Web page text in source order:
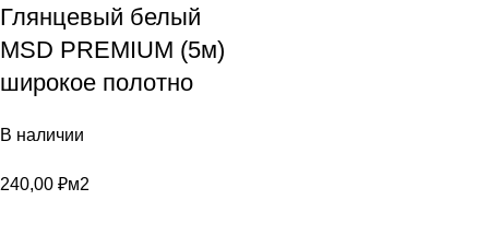
Глянцевый белый
MSD PREMIUM (5м)
широкое полотно
В наличии
240,00 ₽м2